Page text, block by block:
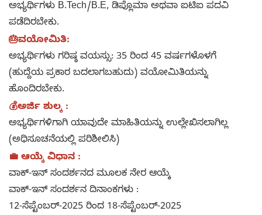
ಅಭ್ಯರ್ಥಿಗಳು B.Tech/B.E, ಡಿಪ್ಲೊಮಾ ಅಥವಾ ಐಟಿಐ ಪದವಿ
ಪಡೆದಿರಬೇಕು.
🎂ವಯೋಮಿತಿ:
ಅಭ್ಯರ್ಥಿಗಳು ಗರಿಷ್ಠ ವಯಸ್ಸು: 35 ರಿಂದ 45 ವರ್ಷಗಳೊಳಗೆ
(ಹುದ್ದೆಯ ಪ್ರಕಾರ ಬದಲಾಗಬಹುದು) ವಯೋಮಿತಿಯನ್ನು
ಹೊಂದಿರಬೇಕು.
💰ಅರ್ಜಿ ಶುಲ್ಕ :
ಅಭ್ಯರ್ಥಿಗಳಿಗಾಗಿ ಯಾವುದೇ ಮಾಹಿತಿಯನ್ನು ಉಲ್ಲೇಖಿಸಲಾಗಿಲ್ಲ
(ಅಧಿಸೂಚನೆಯಲ್ಲಿ ಪರಿಶೀಲಿಸಿ)
💼 ಆಯ್ಕೆ ವಿಧಾನ :
ವಾಕ್-ಇನ್ ಸಂದರ್ಶನದ ಮೂಲಕ ನೇರ ಆಯ್ಕೆ
ವಾಕ್-ಇನ್ ಸಂದರ್ಶನ ದಿನಾಂಕಗಳು :
12-ಸೆಪ್ಟೆಂಬರ್-2025 ರಿಂದ 18-ಸೆಪ್ಟೆಂಬರ್-2025